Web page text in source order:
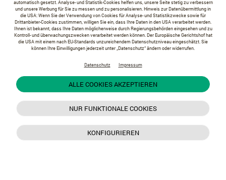
automatisch gesetzt. Analyse- und Statistik-Cookies helfen uns, unsere Seite stetig zu verbessern
und unsere Werbung für Sie zu messen und zu personalisieren. Hinweis zur Datenübermittlung in
die USA: Wenn Sie der Verwendung von Cookies für Analyse- und Statistikzwecke sowie für
Drittanbieter-Cookies zustimmen, willigen Sie ein, dass Ihre Daten in den USA verarbeitet werden.
Ihnen ist bekannt, dass Ihre Daten möglicherweise durch Regierungsbehörden eingesehen und zu
Kontroll- und überwachungszwecken verarbeitet werden können. Der Europäische Gerichtshof hat
die USA mit einem nach EU-Standards unzureichendem Datenschutzniveau eingeschätzt. Sie
können Ihre Einwilligungen jederzeit unter „Datenschutz“ ändern oder widerrufen.
Datenschutz Impressum
ALLE COOKIES AKZEPTIEREN
NUR FUNKTIONALE COOKIES
KONFIGURIEREN